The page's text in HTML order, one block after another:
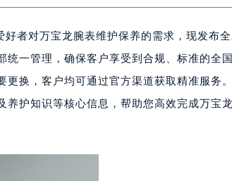
（需提前预约）
1304室（需提前预约）
）A1座办公楼14层07室（需提前预约）
层1508室（需提前预约）
（需提前预约）
（需提前预约）
者对万宝龙腕表维护保养的需求，现发布
一管理，确保客户享受到合规、标准的全
换，客户均可通过官方渠道获取精准服务
护知识等核心信息，帮助您高效完成万宝